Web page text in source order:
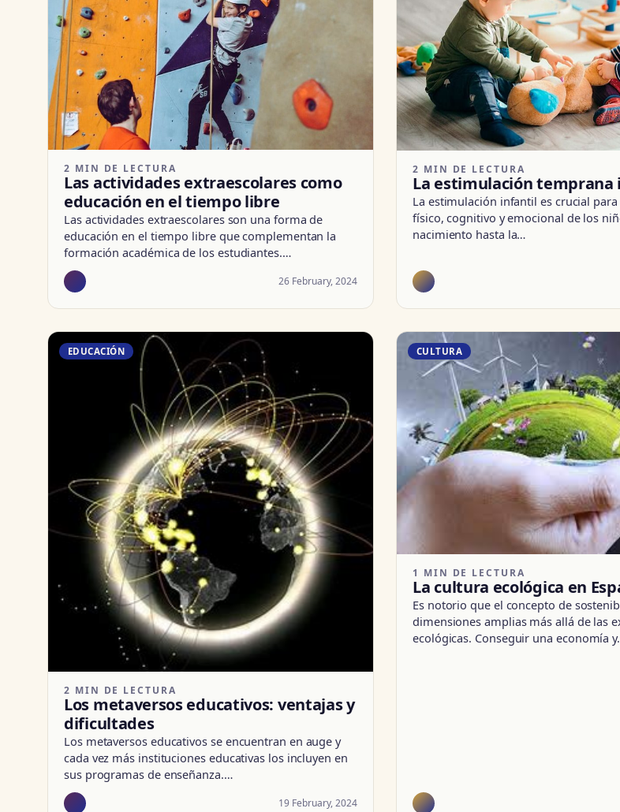
2 MIN DE LECTURA
Las actividades extraescolares como
educación en el tiempo libre
Las actividades extraescolares son una forma de
educación en el tiempo libre que complementan la
formación académica de los estudiantes.…
26 February, 2024
2 MIN DE LECTURA
La estimulación
La estimulación infantil es crucial
físico, cognitivo y emocional de los
nacimiento hasta la…
EDUCACIÓN
2 MIN DE LECTURA
Los metaversos educativos: ventajas y
dificultades
Los metaversos educativos se encuentran en auge y
cada vez más instituciones educativas los incluyen en
sus programas de enseñanza.…
19 February, 2024
CULTURA
1 MIN DE LECTURA
La cultura ecológica en
Es notorio que el concepto de
dimensiones amplias más allá de las
ecológicas. Conseguir una economía